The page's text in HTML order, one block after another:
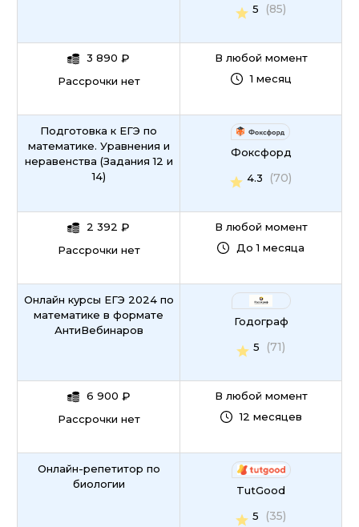
3 890 ₽
Рассрочки нет
5
(85)
В любой момент
1 месяц
Подготовка к ЕГЭ по
математике. Уравнения и
неравенства (Задания 12 и
14)
2 392 ₽
Рассрочки нет
Фоксфорд
4.3
(70)
В любой момент
До 1 месяца
Онлайн курсы ЕГЭ 2024 по
математике в формате
АнтиВебинаров
6 900 ₽
Рассрочки нет
Годограф
5
(71)
В любой момент
12 месяцев
Онлайн-репетитор по
биологии
TutGood
5
(35)